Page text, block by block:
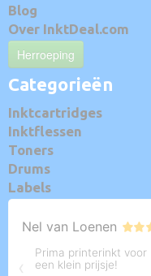
Blog
Over InktDeal.com
Herroeping
Categorieën
Inktcartridges
Inktflessen
Toners
Drums
Labels